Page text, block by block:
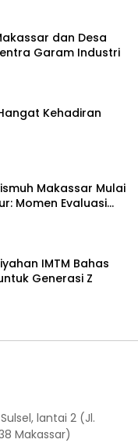
dan Desa
Garam Industri
Kehadiran
Makassar Mulai
Momen Evaluasi
IMTM Bahas
Generasi Z
lantai 2 (Jl.
Makassar)